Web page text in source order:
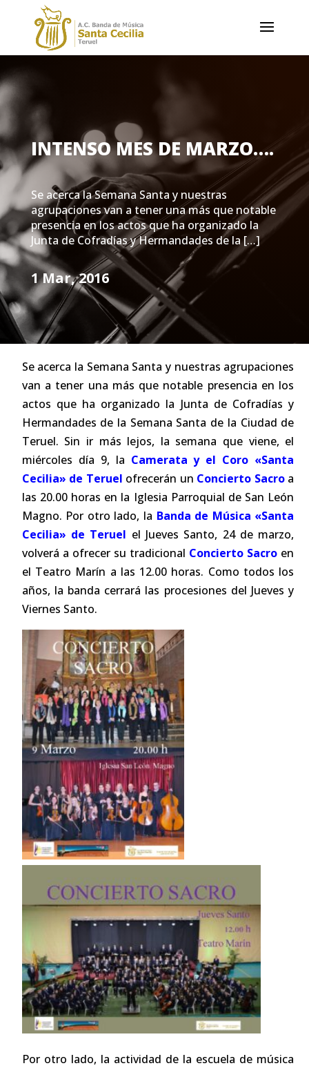
INTENSO MES DE MARZO….
Se acerca la Semana Santa y nuestras
agrupaciones van a tener una más que notable
presencia en los actos que ha organizado la
Junta de Cofradías y Hermandades de la […]
1 Mar, 2016
Se acerca la Semana Santa y nuestras agrupaciones
van a tener una más que notable presencia en los
actos que ha organizado la Junta de Cofradías y
Hermandades de la Semana Santa de la Ciudad de
Teruel. Sin ir más lejos, la semana que viene, el
miércoles día 9, la Camerata y el Coro «Santa
Cecilia» de Teruel ofrecerán un Concierto Sacroa
las 20.00 horas en la Iglesia Parroquial de San León
Magno. Por otro lado, la Banda de Música «Santa
Cecilia» de Teruel el Jueves Santo, 24 de marzo,
volverá a ofrecer su tradicional Concierto Sacro en
el Teatro Marín a las 12.00 horas. Como todos los
años, la banda cerrará las procesiones del Jueves y
Viernes Santo.
Por otro lado, la actividad de la escuela de música